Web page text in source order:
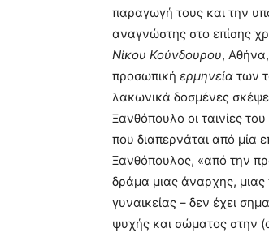
παραγωγή τους και την
αναγνώστης στο επίσης
Νίκου Κούνδουρου,
προσωπική ερμηνεία των
λακωνικά δοσμένες
Ξανθόπουλο οι ταινίες
που διαπερνάται από μία
Ξανθόπουλος, «από την
δράμα μιας άναρχης, μιας
γυναικείας – δεν έχει
ψυχής και σώματος στην